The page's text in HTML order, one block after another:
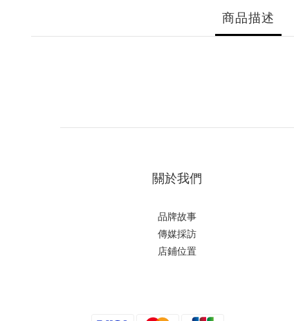
商品描述
關於我們
品牌故事
傳媒採訪
店鋪位置